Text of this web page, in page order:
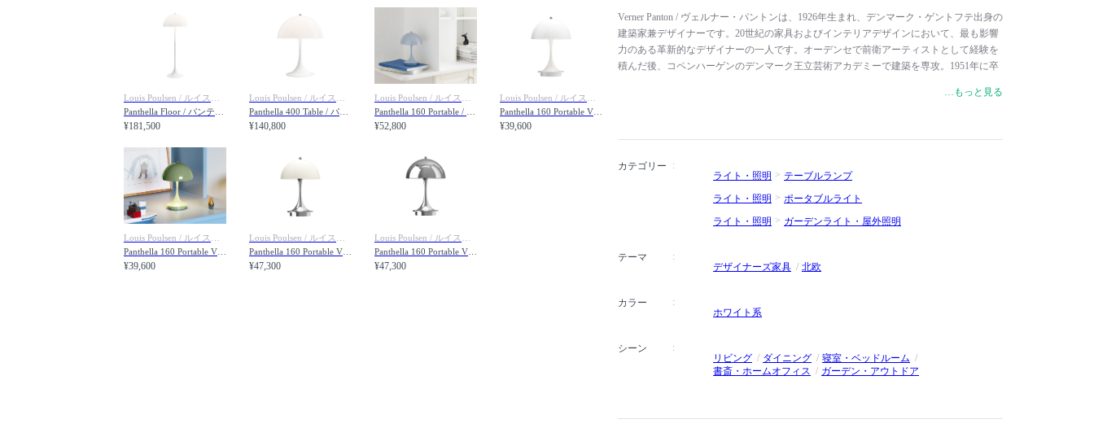
Verner Panton / ヴェルナー・パントンは、1926年生まれ、デンマーク・ゲントフテ出身の
建築家兼デザイナーです。20世紀の家具およびインテリアデザインにおいて、最も影響
力のある革新的なデザイナーの一人です。オーデンセで前衛アーティストとして経験を
積んだ後、コペンハーゲンのデンマーク王立芸術アカデミーで建築を専攻。1951年に卒
ジオを設立しました。Vitra（ヴィトラ）、Fritz Hansen（フリッツ・ハンセン）、Louis
す。8年もの歳月を掛けて試行錯誤の上、1960年に発表されたヴィトラの「Panton
Chair（パントンチェア）」は、世界初のプラスチック一体成型の椅子として、現在でも
高い評価を得ています。
…もっと見る
カテゴリー
ライト・照明
テーブルランプ
ライト・照明
ポータブルライト
ライト・照明
ガーデンライト・屋外照明
テーマ
デザイナーズ家具
北欧
カラー
ホワイト系
シーン
リビング
ダイニング
寝室・ベッドルーム
書斎・ホームオフィス
ガーデン・アウトドア
¥181,500 ¥140,800 ¥52,800 ¥39,600
¥39,600 ¥47,300 ¥47,300